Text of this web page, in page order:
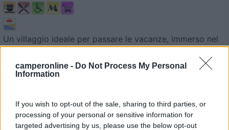
camperonline - Do Not Process My Personal
Information
If you wish to opt-out of the sale, sharing to third parties, or
processing of your personal or sensitive information for
targeted advertising by us, please use the below opt-out
Un villaggio ideale per passare le vacanze, immerso nel
Fossacesia (CH) - 5.4km
via s. maria, 5